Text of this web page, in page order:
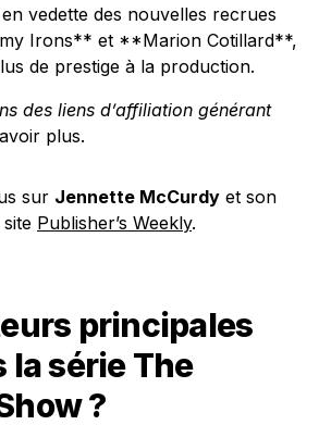
vedette des nouvelles recrues
Irons** et **Marion Cotillard**,
de prestige à la production.
des liens d’affiliation générant
plus.
sur Jennette McCurdy et son
Publisher’s Weekly.
principales
la série The
?